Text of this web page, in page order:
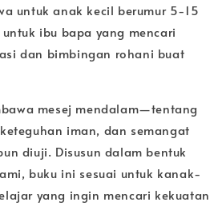
untuk anak kecil berumur 5-15
ibu bapa yang mencari
dan bimbingan rohani buat
mesej mendalam—tentang
iman, dan semangat
diuji. Disusun dalam bentuk
buku ini sesuai untuk kanak-
yang ingin mencari kekuatan